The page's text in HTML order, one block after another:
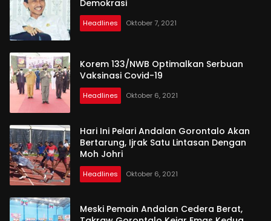
Demokrasi
Headlines Oktober 7, 2021
Korem 133/NWB Optimalkan Serbuan
Vaksinasi Covid-19
Headlines Oktober 6, 2021
Hari Ini Pelari Andalan Gorontalo Akan
Bertarung, Ijrak Satu Lintasan Dengan
Moh Johri
Headlines Oktober 6, 2021
Meski Pemain Andalan Cedera Berat,